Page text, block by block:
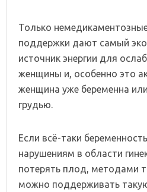
Только
поддержки дают самый
источник энергии для
женщины и, особенно это
женщина уже беременна
грудью.
Если всё-таки
нарушениям в области
потерять плод, методами
можно поддерживать